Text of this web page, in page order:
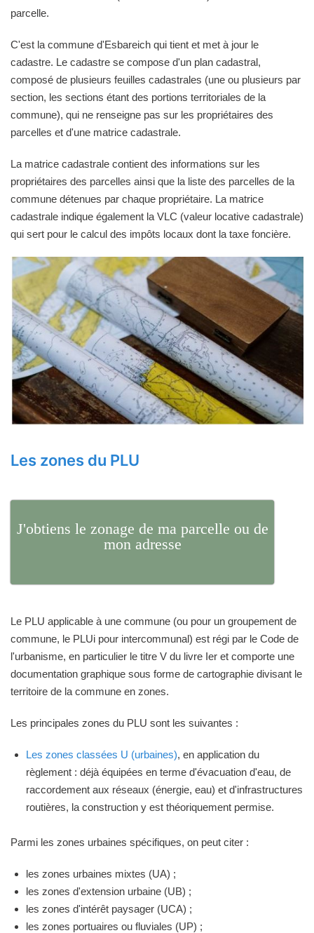
parcelle.
C'est la commune d'Esbareich qui tient et met à jour le
cadastre. Le cadastre se compose d'un plan cadastral,
composé de plusieurs feuilles cadastrales (une ou plusieurs par
section, les sections étant des portions territoriales de la
commune), qui ne renseigne pas sur les propriétaires des
parcelles et d'une matrice cadastrale.
La matrice cadastrale contient des informations sur les
propriétaires des parcelles ainsi que la liste des parcelles de la
commune détenues par chaque propriétaire. La matrice
cadastrale indique également la VLC (valeur locative cadastrale)
qui sert pour le calcul des impôts locaux dont la taxe foncière.
Les zones du PLU
J'obtiens le zonage de ma parcelle ou de
mon adresse
Le PLU applicable à une commune (ou pour un groupement de
commune, le PLUi pour intercommunal) est régi par le Code de
l'urbanisme, en particulier le titre V du livre Ier et comporte une
documentation graphique sous forme de cartographie divisant le
territoire de la commune en zones.
Les principales zones du PLU sont les suivantes :
Les zones classées U (urbaines), en application du
règlement : déjà équipées en terme d'évacuation d'eau, de
raccordement aux réseaux (énergie, eau) et d'infrastructures
routières, la construction y est théoriquement permise.
Parmi les zones urbaines spécifiques, on peut citer :
les zones urbaines mixtes (UA) ;
les zones d'extension urbaine (UB) ;
les zones d'intérêt paysager (UCA) ;
les zones portuaires ou fluviales (UP) ;